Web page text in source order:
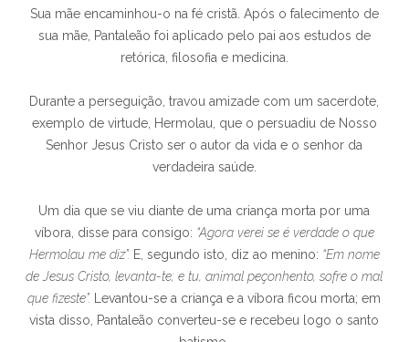
Sua mãe encaminhou-o na fé cristã. Após o falecimento de
sua mãe, Pantaleão foi aplicado pelo pai aos estudos de
retórica, filosofia e medicina.
Durante a perseguição, travou amizade com um sacerdote,
exemplo de virtude, Hermolau, que o persuadiu de Nosso
Senhor Jesus Cristo ser o autor da vida e o senhor da
verdadeira saúde.
Um dia que se viu diante de uma criança morta por uma
víbora, disse para consigo: “Agora verei se é verdade o que
Hermolau me diz”.E, segundo isto, diz ao menino: “Em nome
de Jesus Cristo, levanta-te; e tu, animal peçonhento, sofre o mal
que fizeste”. Levantou-se a criança e a víbora ficou morta; em
vista disso, Pantaleão converteu-se e recebeu logo o santo